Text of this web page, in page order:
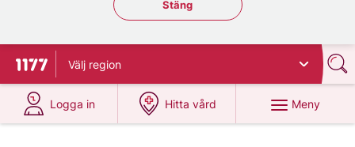
Stäng regionsväljaren
Stäng
Till startsidan för 1177
Välj region
Logga in
på 1177.se
Hitta vård
på 1177.se
Meny